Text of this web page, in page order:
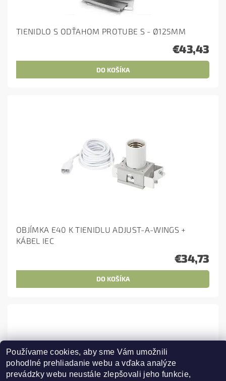
TIENIDLO S ODŤAHOM PROTUBE S - Ø125MM
€43,43
OBJÍMKA E40 K TIENIDLU ADJUST-A-WINGS +
KÁBEL IEC
€34,73
Používame cookies, aby sme Vám umožnili
pohodlné prehliadanie webu a vďaka analýze
prevádzky webu neustále zlepšovali jeho funkcie,